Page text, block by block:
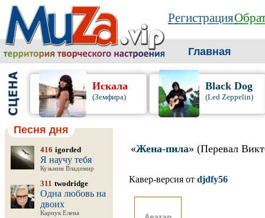
Регистрация
Главная
Искала
(Земфира)
Black Dog
(Led Zeppelin)
Песня дня
416 igorded
Я научу тебя
Кузьмин Владимир
311 twodridge
Одна любовь на
двоих
Карпук Елена
«Жена-пила» (Перевал
Кавер-версия от djdfy56